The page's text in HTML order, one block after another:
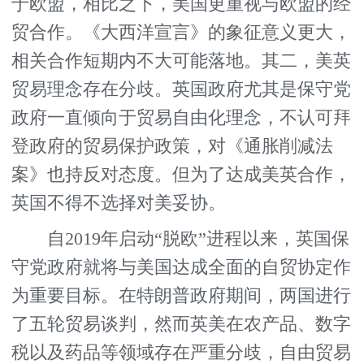
于欧盟，相比之下，美国更重视与欧盟的经
贸合作。《大西洋宣言》的象征意义更大，
相关合作短期内不大可能落地。其二，美英
贸易理念存在分歧。英国政府尤其是保守党
政府一直倾向于贸易自由化理念，不认可拜
登政府的贸易保护政策，对《通胀削减法
案》也持反对态度。但为了达成美英合作，
英国不得不选择对美妥协。
自2019年启动“脱欧”进程以来，英国保
守党政府就将与美国达成全面的自贸协定作
为重要目标。在特朗普政府期间，两国进行
了五轮贸易谈判，然而英美在农产品、数字
税以及药品等领域存在严重分歧，自由贸易